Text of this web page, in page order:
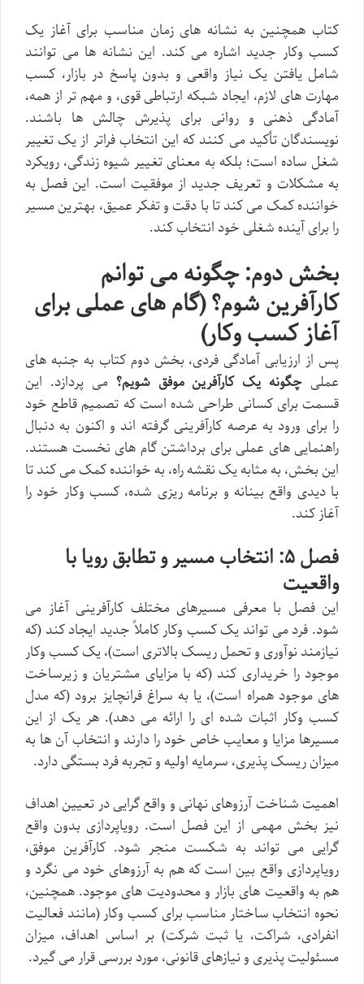
کتاب همچنین به نشانه های زمان مناسب برای آغاز یک
کسب وکار جدید اشاره می کند. این نشانه ها می توانند
شامل یافتن یک نیاز واقعی و بدون پاسخ در بازار، کسب
مهارت های لازم، ایجاد شبکه ارتباطی قوی، و مهم تر از همه،
آمادگی ذهنی و روانی برای پذیرش چالش ها باشند.
نویسندگان تأکید می کنند که این انتخاب فراتر از یک تغییر
شغل ساده است؛ بلکه به معنای تغییر شیوه زندگی، رویکرد
به مشکلات و تعریف جدید از موفقیت است. این فصل به
خواننده کمک می کند تا با دقت و تفکر عمیق، بهترین مسیر
را برای آینده شغلی خود انتخاب کند.
بخش دوم: چگونه می توانم
کارآفرین شوم؟ (گام های عملی برای
آغاز کسب وکار)
پس از ارزیابی آمادگی فردی، بخش دوم کتاب به جنبه های
عملی چگونه یک کارآفرین موفق شویم؟ می پردازد. این
قسمت برای کسانی طراحی شده است که تصمیم قاطع خود
را برای ورود به عرصه کارآفرینی گرفته اند و اکنون به دنبال
راهنمایی های عملی برای برداشتن گام های نخست هستند.
این بخش، به مثابه یک نقشه راه، به خواننده کمک می کند تا
با دیدی واقع بینانه و برنامه ریزی شده، کسب وکار خود را
آغاز کند.
فصل ۵: انتخاب مسیر و تطابق رویا با
واقعیت
این فصل با معرفی مسیرهای مختلف کارآفرینی آغاز می
شود. فرد می تواند یک کسب وکار کاملاً جدید ایجاد کند (که
نیازمند نوآوری و تحمل ریسک بالاتری است)، یک کسب وکار
موجود را خریداری کند (که با مزایای مشتریان و زیرساخت
های موجود همراه است)، یا به سراغ فرانچایز برود (که مدل
کسب وکار اثبات شده ای را ارائه می دهد). هر یک از این
مسیرها مزایا و معایب خاص خود را دارند و انتخاب آن ها به
میزان ریسک پذیری، سرمایه اولیه و تجربه فرد بستگی دارد.
اهمیت شناخت آرزوهای نهانی و واقع گرایی در تعیین اهداف
نیز بخش مهمی از این فصل است. رویاپردازی بدون واقع
گرایی می تواند به شکست منجر شود. کارآفرین موفق،
رویاپردازی واقع بین است که هم به آرزوهای خود می نگرد و
هم به واقعیت های بازار و محدودیت های موجود. همچنین،
نحوه انتخاب ساختار مناسب برای کسب وکار (مانند فعالیت
انفرادی، شراکت، یا ثبت شرکت) بر اساس اهداف، میزان
مسئولیت پذیری و نیازهای قانونی، مورد بررسی قرار می گیرد.